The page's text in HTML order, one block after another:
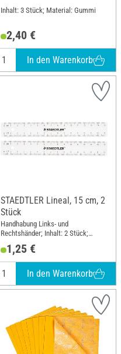
Inhalt: 3 Stück; Material: Gummi
2,40 €
In den Warenkorb
STAEDTLER Lineal, 15 cm, 2
Stück
Handhabung Links- und
Rechtshänder; Inhalt: 2 Stück;
Länge: 15 cm; Material: Kunststoff
1,25 €
In den Warenkorb